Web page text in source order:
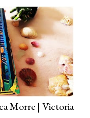
Morre | Victoria